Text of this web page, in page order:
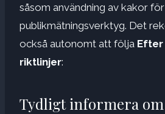
såsom användning av kakor för
publikmätningsverktyg. Det
också autonomt att följa
riktlinjer:
Tydligt informera om